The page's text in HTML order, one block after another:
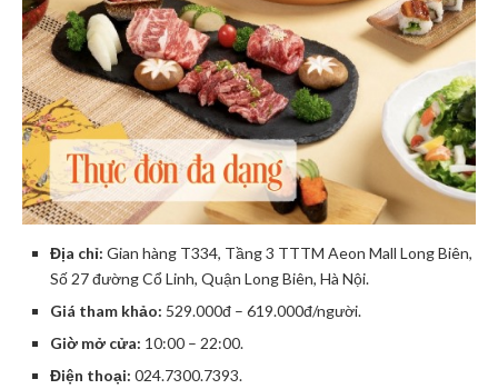
Địa chỉ: Gian hàng T334, Tầng 3 TTTM Aeon Mall Long Biên,
Số 27 đường Cổ Linh, Quận Long Biên, Hà Nội.
Giá tham khảo: 529.000đ – 619.000đ/người.
Giờ mở cửa: 10:00 – 22:00.
Điện thoại: 024.7300.7393.